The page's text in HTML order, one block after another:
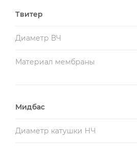
Твитер
Диаметр ВЧ
Материал мембраны
Мидбас
Диаметр катушки НЧ